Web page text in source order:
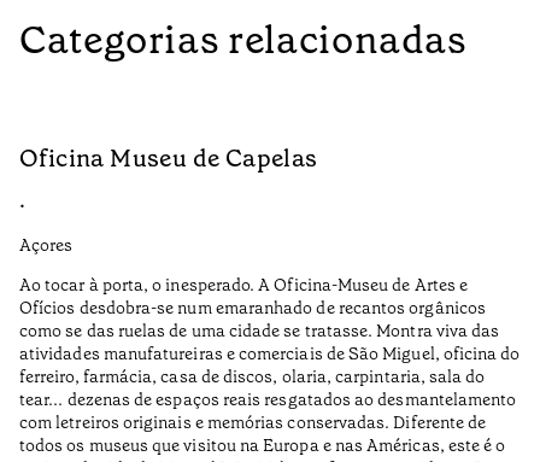
Categorias relacionadas
Oficina Museu de Capelas
•
Açores
Ao tocar à porta, o inesperado. A Oficina-Museu de Artes e
Ofícios desdobra-se num emaranhado de recantos orgânicos
como se das ruelas de uma cidade se tratasse. Montra viva das
atividades manufatureiras e comerciais de São Miguel, oficina do
ferreiro, farmácia, casa de discos, olaria, carpintaria, sala do
tear... dezenas de espaços reais resgatados ao desmantelamento
com letreiros originais e memórias conservadas. Diferente de
todos os museus que visitou na Europa e nas Américas, este é o